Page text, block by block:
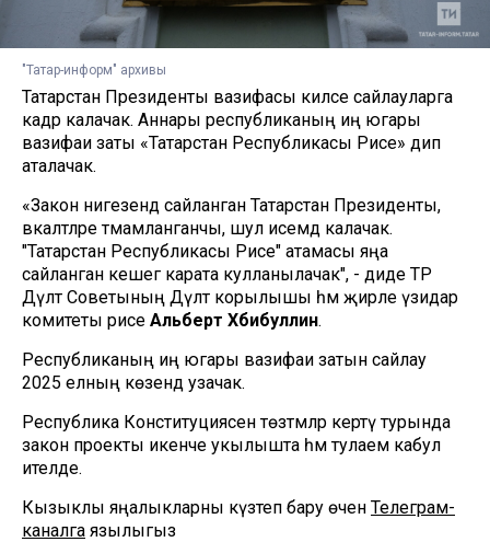
"Татар-информ" архивы
Татарстан Президенты вазифасы киләсе сайлауларга
кадәр калачак. Аннары республиканың иң югары
вазифаи заты «Татарстан Республикасы Рәисе» дип
аталачак.
«Закон нигезендә сайланган Татарстан Президенты,
вәкаләтләре тәмамланганчы, шул исемдә калачак.
"Татарстан Республикасы Рәисе" атамасы яңа
сайланган кешегә карата кулланылачак", - диде ТР
Дәүләт Советының Дәүләт корылышы һәм җирле үзидарә
комитеты рәисе Альберт Хәбибуллин.
Республиканың иң югары вазифаи затын сайлау
2025 елның көзендә узачак.
Республика Конституциясенә төзәтмәләр кертү турында
закон проекты икенче укылышта һәм тулаем кабул
ителде.
Кызыклы яңалыкларны күзәтеп бару өчен Телеграм-
каналга язылыгыз